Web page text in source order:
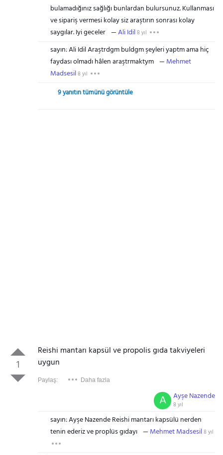
bulamadığınız sağlığı bunlardan bulursunuz. Kullanması
ve sipariş vermesi kolay siz araştırın sonrası kolay
saygılar. Iyi geceler
Ali Idil8 yıl
sayın: Ali Idil Araştrdgm buldgm şeyleri yaptm ama hiç
faydası olmadı hâlen araştrmaktym
Mehmet
Madsesil8 yıl
9 yanıtın tümünü görüntüle
1
Reishi mantarı kapsül ve propolis gıda takviyeleri
uygun
Paylaş: Daha fazla
Ayşe Nazende
8 yıl
A
sayın: Ayşe Nazende Reishi mantarı kapsülü nerden
tenin ederiz ve proplüs gıdayı
Mehmet Madsesil8 yıl